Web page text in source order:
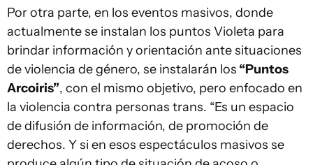
Por otra parte, en los eventos masivos, donde
actualmente se instalan los puntos Violeta para
brindar información y orientación ante situaciones
de violencia de género, se instalarán los “Puntos
Arcoiris”, con el mismo objetivo, pero enfocado en
la violencia contra personas trans. “Es un espacio
de difusión de información, de promoción de
derechos. Y si en esos espectáculos masivos se